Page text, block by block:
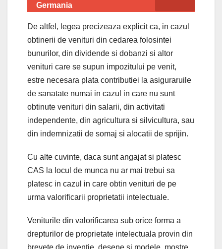
Germania
De altfel, legea precizeaza explicit ca, in cazul
obtinerii de venituri din cedarea folosintei
bunurilor, din dividende si dobanzi si altor
venituri care se supun impozitului pe venit,
estre necesara plata contributiei la asiguraruile
de sanatate numai in cazul in care nu sunt
obtinute venituri din salarii, din activitati
independente, din agricultura si silvicultura, sau
din indemnizatii de somaj si alocatii de sprijin.
Cu alte cuvinte, daca sunt angajat si platesc
CAS la locul de munca nu ar mai trebui sa
platesc in cazul in care obtin venituri de pe
urma valorificarii proprietatii intelectuale.
Veniturile din valorificarea sub orice forma a
drepturilor de proprietate intelectuala provin din
brevete de inventie, desene si modele, mostre,